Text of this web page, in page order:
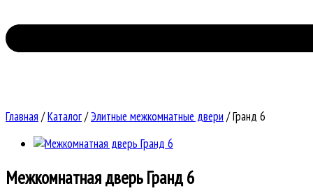
Главная /Каталог/Элитные межкомнатные двери /Гранд 6
Межкомнатная дверь Гранд 6